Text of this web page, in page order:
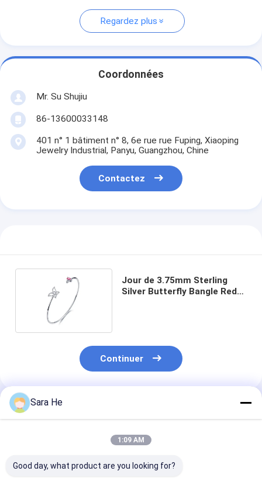
Regardez plus
Coordonnées
Mr. Su Shujiu
86-13600033148
401 n° 1 bâtiment n° 8, 6e rue rue Fuping, Xiaoping
Jewelry Industrial, Panyu, Guangzhou, Chine
Contactez
Jour de 3.75mm Sterling
Silver Butterfly Bangle Red
Continuer
Produits Recommandés
Sara He
1:09 AM
Good day, what product are you looking for?